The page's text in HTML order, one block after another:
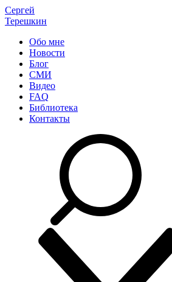
Сергей
Терешкин
Обо мне
Новости
Блог
СМИ
Видео
FAQ
Библиотека
Контакты